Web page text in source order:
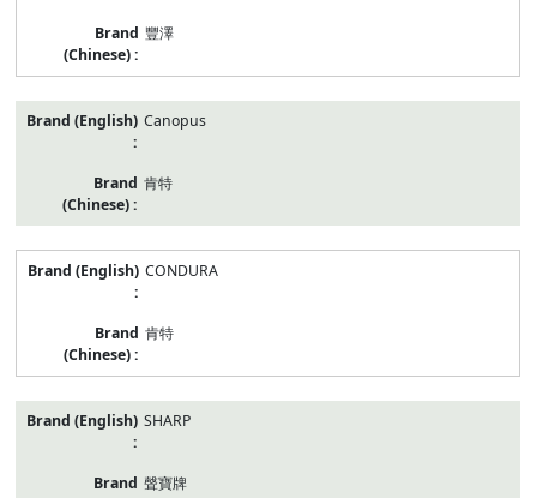
豐澤
Canopus
肯特
CONDURA
肯特
SHARP
聲寶牌